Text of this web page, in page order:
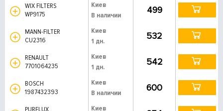
WIX FILTERS
WP9175
Киев
В наличии
499
MANN-FILTER
CU2316
Киев
1 дн.
532
RENAULT
7701064235
Киев
1 дн.
542
BOSCH
1987432393
Киев
В наличии
600
Киев